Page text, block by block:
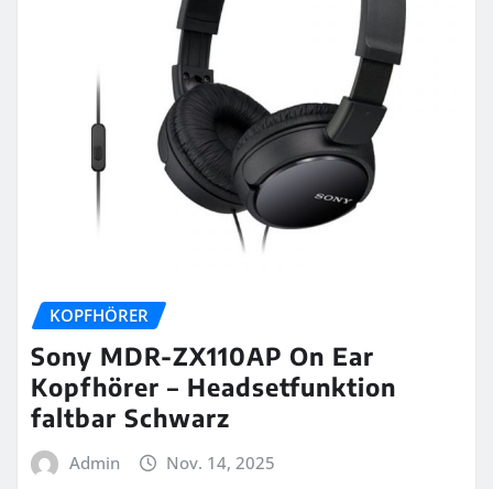
KOPFHÖRER
Sony MDR-ZX110AP On Ear
Kopfhörer – Headsetfunktion
faltbar Schwarz
Admin Nov. 14, 2025